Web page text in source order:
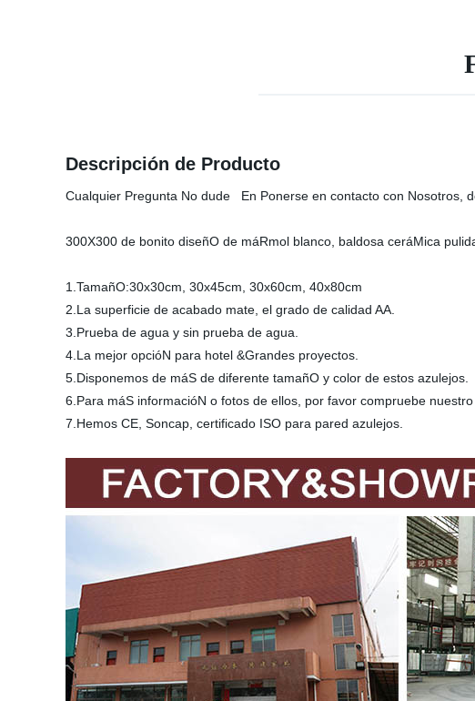
Descripción de Producto
Cualquier Pregunta No dude En Ponerse en contacto con Nosotros,
300X300 de bonito diseñO de máRmol blanco, baldosa ceráMica
1.TamañO:30x30cm, 30x45cm, 30x60cm, 40x80cm
2.La superficie de acabado mate, el grado de calidad AA.
3.Prueba de agua y sin prueba de agua.
4.La mejor opcióN para hotel &Grandes proyectos.
5.Disponemos de máS de diferente tamañO y color de estos azulejos.
6.Para máS informacióN o fotos de ellos, por favor compruebe
7.Hemos CE, Soncap, certificado ISO para pared azulejos.